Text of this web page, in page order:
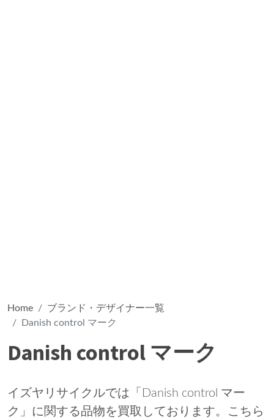
Home
ブランド・デザイナー一覧
Danish control マーク
Danish control マーク
イズヤリサイクルでは「Danish control マー
ク」に関する品物を買取しております。こちら